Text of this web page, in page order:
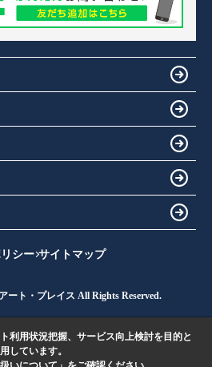
シー サイトマップ
ート・プレイス All Rights Reserved.
利用状況把握、サービス向上検討を目的と
しています。